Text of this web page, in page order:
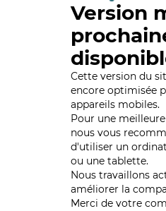
Version
Cette version du
encore optimisée
appareils mobiles.
Pour une
nous vous
d'utiliser un
ou une tablette.
Nous travaillons
améliorer la
Merci de votre